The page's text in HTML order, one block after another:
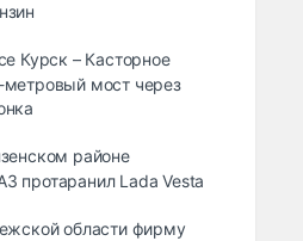
Курск – Касторное
мост через
районе
протаранил Lada Vesta
области фирму